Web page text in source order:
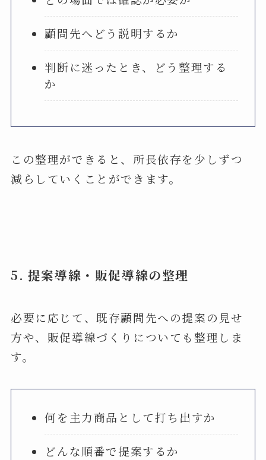
顧問先へどう説明するか
判断に迷ったとき、どう整理する
か
この整理ができると、所長依存を少しずつ
減らしていくことができます。
5. 提案導線・販促導線の整理
必要に応じて、既存顧問先への提案の見せ
方や、販促導線づくりについても整理しま
す。
何を主力商品として打ち出すか
どんな順番で提案するか